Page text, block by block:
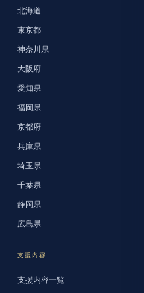
北海道
東京都
神奈川県
大阪府
愛知県
福岡県
京都府
兵庫県
埼玉県
千葉県
静岡県
広島県
支援内容
支援内容一覧